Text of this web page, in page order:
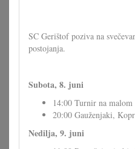
SC Gerištof poziva na
postojanja.
Subota, 8. juni
14:00 Turnir na
20:00 Gauženjaki,
Nedilja, 9. juni